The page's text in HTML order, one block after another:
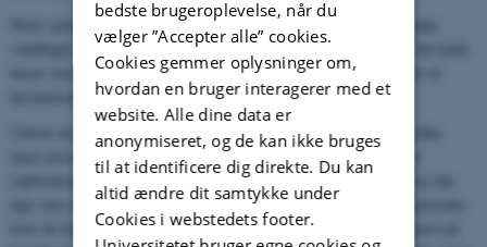
Hvert sjette år gennemføres en landsdækkende optælling af fældende
vandfugle. Tællingen finder sted i sensommeren, hvor de danske farvande
huser store forekomster af bl.a. fældende knopsvaner og flere arter af
havdykænder.
Udover de store landsdækkende tællinger gennemføres også en række
mere artsspecifikke optællinger, som især er rettet mod arter, hvis
topforekomster ligger udenfor midvinter- eller fældeperioden. Disse har
lige som ovenstående til formål at dække arternes forekomst i de perioder,
hvor de forekommer i de højeste antal. Dækningen fokuserer primært på
bedste brugeroplevelse, når du
vælger ”Accepter alle” cookies.
Cookies gemmer oplysninger om,
hvordan en bruger interagerer med et
website. Alle dine data er
anonymiseret, og de kan ikke bruges
til at identificere dig direkte. Du kan
altid ændre dit samtykke under
Cookies i webstedets footer.